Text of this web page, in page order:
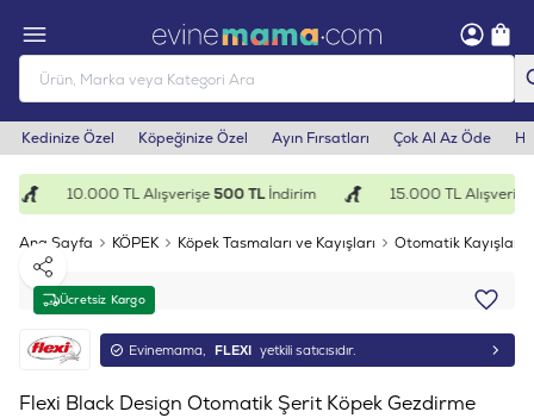
Kedinize Özel Köpeğinize Özel Ayın Fırsatları Çok Al Az Öde
10.000 TL Alışverişe500 TLİndirim 15.000 TL Alışverişe
Ana Sayfa KÖPEK Köpek Tasmaları ve Kayışları Otomatik Kayışlar
Ücretsiz Kargo
Paylaş
Evinemama, FLEXI yetkili satıcısıdır.
Flexi Black Design Otomatik Şerit Köpek Gezdirme